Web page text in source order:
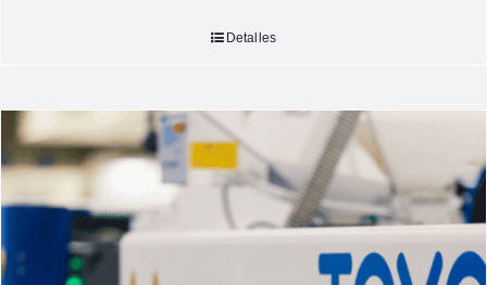
Detalles